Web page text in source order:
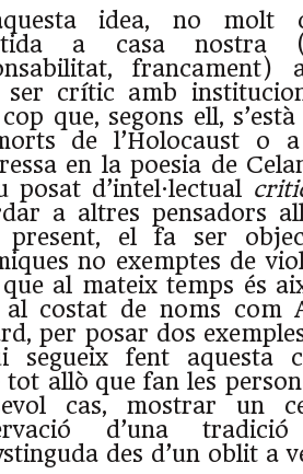
idea, no molt
a casa
ser crític amb
que, segons ell,
de l’Holocaust o
en la poesia de
posat d’intel·lectual
a altres pensadors
present, el fa ser
no exemptes de
al mateix temps és
al costat de noms com
per posar dos
segueix fent aquesta
tot allò que fan les
cas, mostrar un
d’una
des d’un oblit a